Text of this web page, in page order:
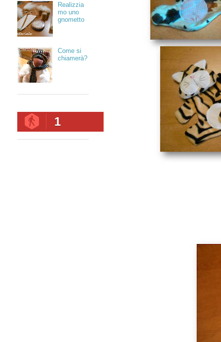
Realizzia
mo uno
gnometto
Come si
chiamerà?
1